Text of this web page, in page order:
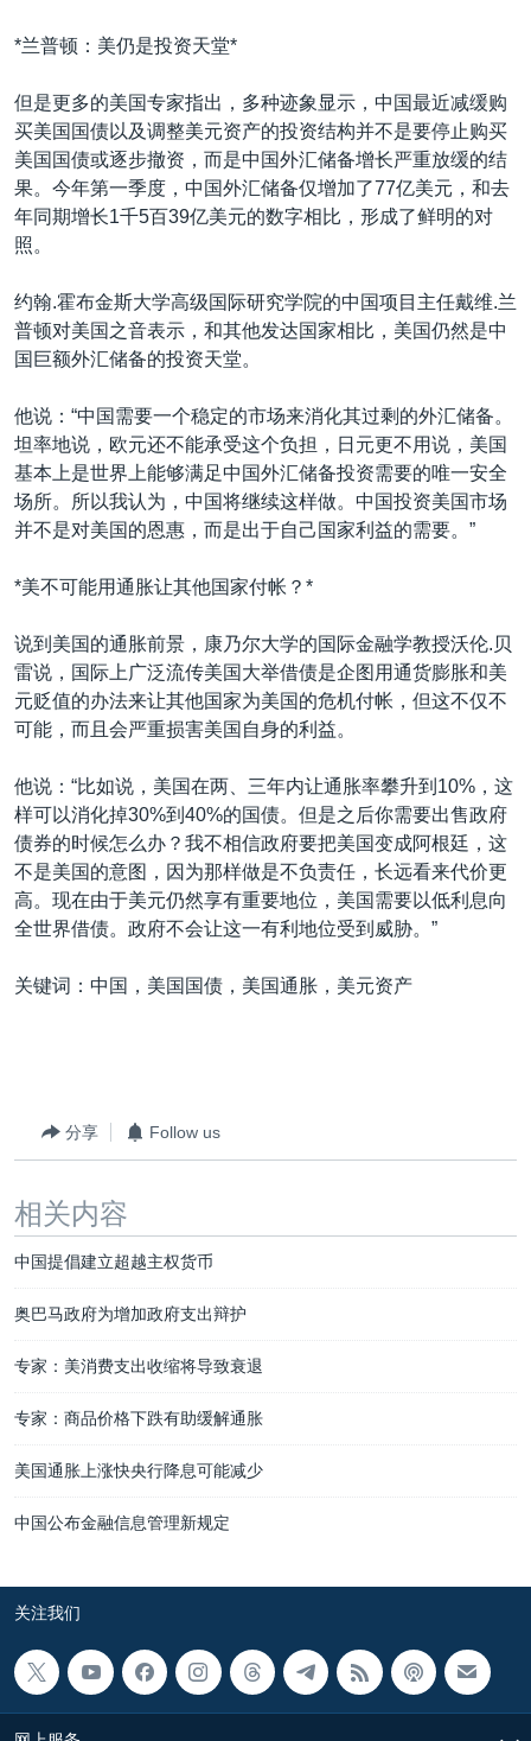
*兰普顿：美仍是投资天堂*
但是更多的美国专家指出，多种迹象显示，中国最近减缓购
买美国国债以及调整美元资产的投资结构并不是要停止购买
美国国债或逐步撤资，而是中国外汇储备增长严重放缓的结
果。今年第一季度，中国外汇储备仅增加了77亿美元，和去
年同期增长1千5百39亿美元的数字相比，形成了鲜明的对
照。
约翰.霍布金斯大学高级国际研究学院的中国项目主任戴维.兰
普顿对美国之音表示，和其他发达国家相比，美国仍然是中
国巨额外汇储备的投资天堂。
他说：“中国需要一个稳定的市场来消化其过剩的外汇储备。
坦率地说，欧元还不能承受这个负担，日元更不用说，美国
基本上是世界上能够满足中国外汇储备投资需要的唯一安全
场所。所以我认为，中国将继续这样做。中国投资美国市场
并不是对美国的恩惠，而是出于自己国家利益的需要。”
*美不可能用通胀让其他国家付帐？*
说到美国的通胀前景，康乃尔大学的国际金融学教授沃伦.贝
雷说，国际上广泛流传美国大举借债是企图用通货膨胀和美
元贬值的办法来让其他国家为美国的危机付帐，但这不仅不
可能，而且会严重损害美国自身的利益。
他说：“比如说，美国在两、三年内让通胀率攀升到10%，这
样可以消化掉30%到40%的国债。但是之后你需要出售政府
债券的时候怎么办？我不相信政府要把美国变成阿根廷，这
不是美国的意图，因为那样做是不负责任，长远看来代价更
高。现在由于美元仍然享有重要地位，美国需要以低利息向
全世界借债。政府不会让这一有利地位受到威胁。”
关键词：中国，美国国债，美国通胀，美元资产
分享 Follow us
相关内容
中国提倡建立超越主权货币
奥巴马政府为增加政府支出辩护
专家：美消费支出收缩将导致衰退
专家：商品价格下跌有助缓解通胀
美国通胀上涨快央行降息可能减少
中国公布金融信息管理新规定
关注我们